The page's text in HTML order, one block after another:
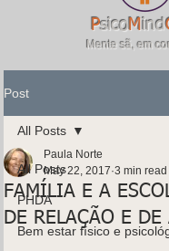
PsicoMind
Mente sã, em
Post
All Posts
PHDA
Bem estar físico e
All Posts
FAMÍLIA E A
DE RELAÇÃO E DE
Paula Norte
May 22, 2017 3 min read